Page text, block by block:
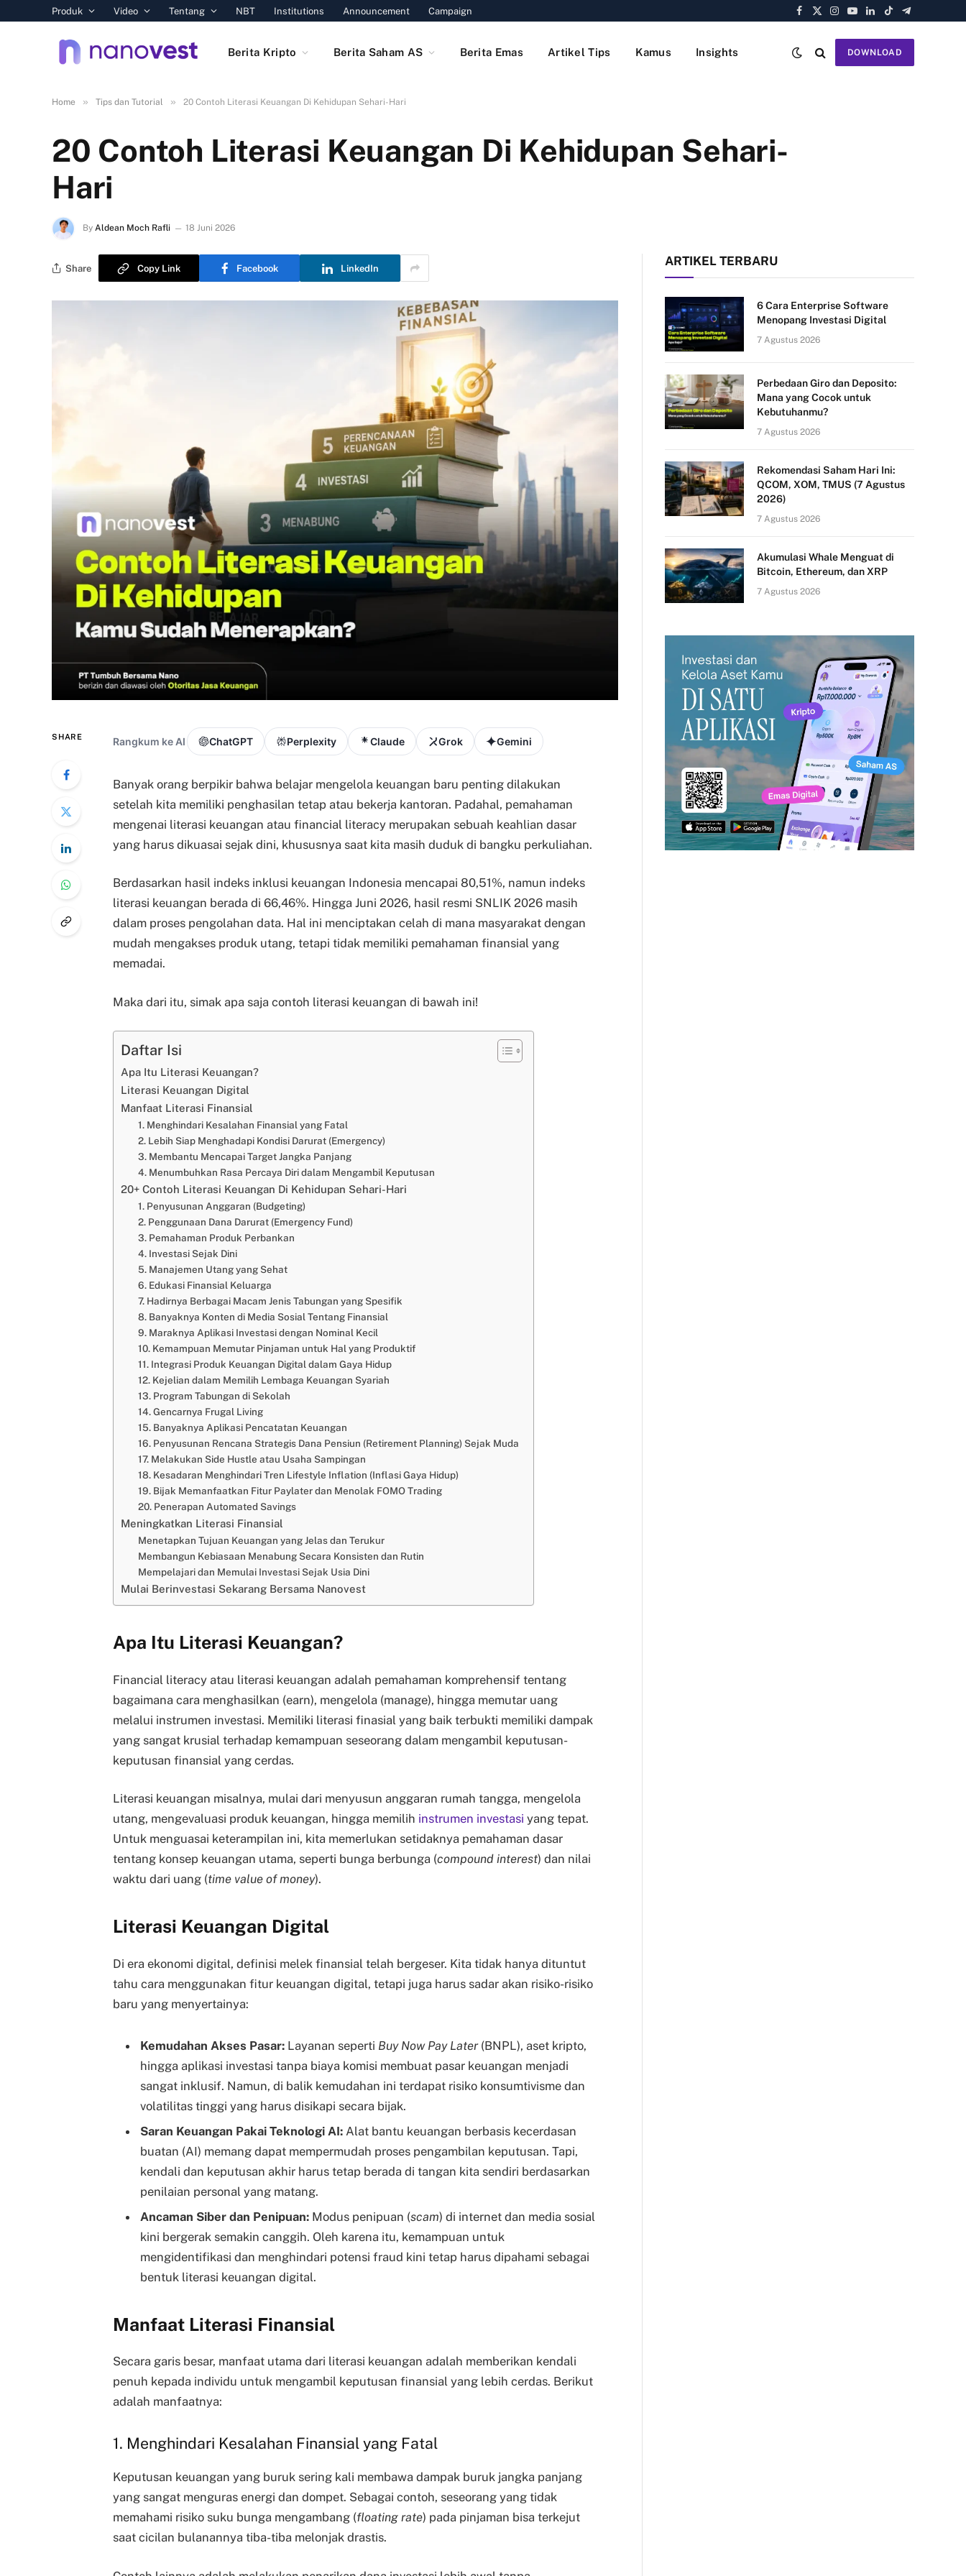
Produk Video Tentang NBT Institutions Announcement Campaign
Facebook
X
Instagram
YouTube
LinkedIn
TikTokTelegram
Berita Kripto Berita Saham AS Berita Emas Artikel Tips Kamus Insights DOWNLOAD
Home » Tips dan Tutorial » 20 Contoh Literasi Keuangan Di Kehidupan Sehari-Hari
20 Contoh Literasi Keuangan Di Kehidupan Sehari-
Hari
By Aldean Moch Rafli 18 Juni 2026
Share Copy Link Facebook LinkedIn
SHARE Rangkum ke AI ChatGPT Perplexity Claude Grok Gemini
Banyak orang berpikir bahwa belajar mengelola keuangan baru penting dilakukan
setelah kita memiliki penghasilan tetap atau bekerja kantoran. Padahal, pemahaman
mengenai literasi keuangan atau financial literacy merupakan sebuah keahlian dasar
yang harus dikuasai sejak dini, khususnya saat kita masih duduk di bangku perkuliahan.
Berdasarkan hasil indeks inklusi keuangan Indonesia mencapai 80,51%, namun indeks
literasi keuangan berada di 66,46%. Hingga Juni 2026, hasil resmi SNLIK 2026 masih
dalam proses pengolahan data. Hal ini menciptakan celah di mana masyarakat dengan
mudah mengakses produk utang, tetapi tidak memiliki pemahaman finansial yang
memadai.
Maka dari itu, simak apa saja contoh literasi keuangan di bawah ini!
Daftar Isi
Apa Itu Literasi Keuangan?
Literasi Keuangan Digital
Manfaat Literasi Finansial
1. Menghindari Kesalahan Finansial yang Fatal
2. Lebih Siap Menghadapi Kondisi Darurat (Emergency)
3. Membantu Mencapai Target Jangka Panjang
4. Menumbuhkan Rasa Percaya Diri dalam Mengambil Keputusan
20+ Contoh Literasi Keuangan Di Kehidupan Sehari-Hari
1. Penyusunan Anggaran (Budgeting)
2. Penggunaan Dana Darurat (Emergency Fund)
3. Pemahaman Produk Perbankan
4. Investasi Sejak Dini
5. Manajemen Utang yang Sehat
6. Edukasi Finansial Keluarga
7. Hadirnya Berbagai Macam Jenis Tabungan yang Spesifik
8. Banyaknya Konten di Media Sosial Tentang Finansial
9. Maraknya Aplikasi Investasi dengan Nominal Kecil
10. Kemampuan Memutar Pinjaman untuk Hal yang Produktif
11. Integrasi Produk Keuangan Digital dalam Gaya Hidup
12. Kejelian dalam Memilih Lembaga Keuangan Syariah
13. Program Tabungan di Sekolah
14. Gencarnya Frugal Living
15. Banyaknya Aplikasi Pencatatan Keuangan
16. Penyusunan Rencana Strategis Dana Pensiun (Retirement Planning) Sejak Muda
17. Melakukan Side Hustle atau Usaha Sampingan
18. Kesadaran Menghindari Tren Lifestyle Inflation (Inflasi Gaya Hidup)
19. Bijak Memanfaatkan Fitur Paylater dan Menolak FOMO Trading
20. Penerapan Automated Savings
Meningkatkan Literasi Finansial
Menetapkan Tujuan Keuangan yang Jelas dan Terukur
Membangun Kebiasaan Menabung Secara Konsisten dan Rutin
Mempelajari dan Memulai Investasi Sejak Usia Dini
Mulai Berinvestasi Sekarang Bersama Nanovest
Apa Itu Literasi Keuangan?
Financial literacy atau literasi keuangan adalah pemahaman komprehensif tentang
bagaimana cara menghasilkan (earn), mengelola (manage), hingga memutar uang
melalui instrumen investasi. Memiliki literasi finasial yang baik terbukti memiliki dampak
yang sangat krusial terhadap kemampuan seseorang dalam mengambil keputusan-
keputusan finansial yang cerdas.
Literasi keuangan misalnya, mulai dari menyusun anggaran rumah tangga, mengelola
utang, mengevaluasi produk keuangan, hingga memilih instrumen investasi yang tepat.
Untuk menguasai keterampilan ini, kita memerlukan setidaknya pemahaman dasar
tentang konsep keuangan utama, seperti bunga berbunga (compound interest) dan nilai
waktu dari uang (time value of money).
Literasi Keuangan Digital
Di era ekonomi digital, definisi melek finansial telah bergeser. Kita tidak hanya dituntut
tahu cara menggunakan fitur keuangan digital, tetapi juga harus sadar akan risiko-risiko
baru yang menyertainya:
Kemudahan Akses Pasar: Layanan seperti Buy Now Pay Later(BNPL), aset kripto,
hingga aplikasi investasi tanpa biaya komisi membuat pasar keuangan menjadi
sangat inklusif. Namun, di balik kemudahan ini terdapat risiko konsumtivisme dan
volatilitas tinggi yang harus disikapi secara bijak.
Saran Keuangan Pakai Teknologi AI: Alat bantu keuangan berbasis kecerdasan
buatan (AI) memang dapat mempermudah proses pengambilan keputusan. Tapi,
kendali dan keputusan akhir harus tetap berada di tangan kita sendiri berdasarkan
penilaian personal yang matang.
Ancaman Siber dan Penipuan: Modus penipuan (scam) di internet dan media sosial
kini bergerak semakin canggih. Oleh karena itu, kemampuan untuk
mengidentifikasi dan menghindari potensi fraud kini tetap harus dipahami sebagai
bentuk literasi keuangan digital.
Manfaat Literasi Finansial
Secara garis besar, manfaat utama dari literasi keuangan adalah memberikan kendali
penuh kepada individu untuk mengambil keputusan finansial yang lebih cerdas. Berikut
adalah manfaatnya:
1. Menghindari Kesalahan Finansial yang Fatal
Keputusan keuangan yang buruk sering kali membawa dampak buruk jangka panjang
yang sangat menguras energi dan dompet. Sebagai contoh, seseorang yang tidak
memahami risiko suku bunga mengambang (floating rate) pada pinjaman bisa terkejut
saat cicilan bulanannya tiba-tiba melonjak drastis.
ARTIKEL TERBARU
6 Cara Enterprise Software
Menopang Investasi Digital
7 Agustus 2026
Perbedaan Giro dan Deposito:
Mana yang Cocok untuk
Kebutuhanmu?
7 Agustus 2026
Rekomendasi Saham Hari Ini:
QCOM, XOM, TMUS (7 Agustus
2026)
7 Agustus 2026
Akumulasi Whale Menguat di
Bitcoin, Ethereum, dan XRP
7 Agustus 2026